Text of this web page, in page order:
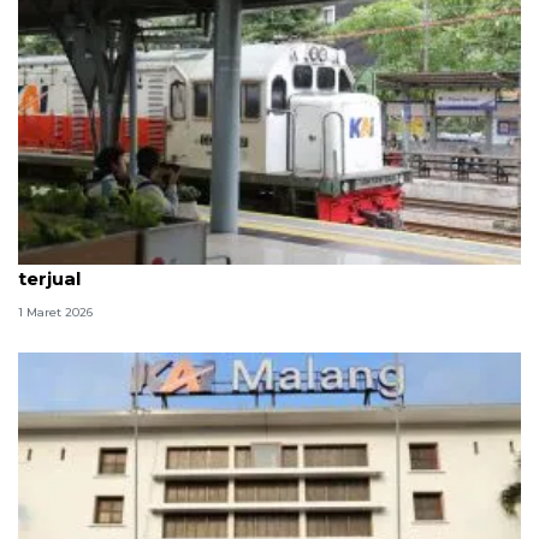
564 ribu tiket KA periode Lebaran 2026 sudah
terjual
1 Maret 2026